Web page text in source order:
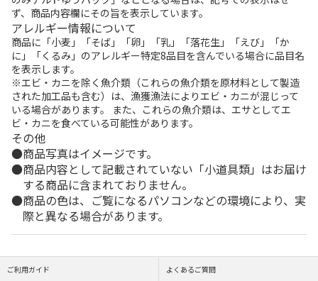
ず、商品内容欄にその旨を表示しています。
アレルギー情報について
商品に「小麦」「そば」「卵」「乳」「落花生」「えび」「か
に」「くるみ」のアレルギー特定8品目を含んでいる場合に品目名
を表示します。
※エビ・カニを除く魚介類（これらの魚介類を原材料として製造
された加工品も含む）は、漁獲漁法によりエビ・カニが混じって
いる場合があります。 また、これらの魚介類は、エサとしてエ
ビ・カニを食べている可能性があります。
その他
商品写真はイメージです。
商品内容として記載されていない「小道具類」はお届け
する商品に含まれておりません。
商品の色は、ご覧になるパソコンなどの環境により、実
際と異なる場合があります。
ご利用ガイド よくあるご質問